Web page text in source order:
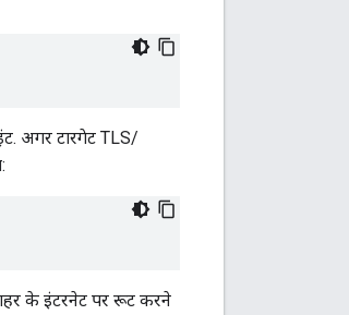
अगर टारगेट TLS/
के इंटरनेट पर रूट करने